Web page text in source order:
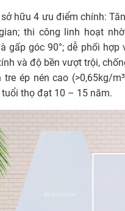
hữu 4 ưu điểm chính:
thi công linh hoạt
gấp góc 90°; dễ phối hợp
và độ bền vượt trội,
ép nén cao (>0,65kg/
tuổi thọ đạt 10 – 15 năm.